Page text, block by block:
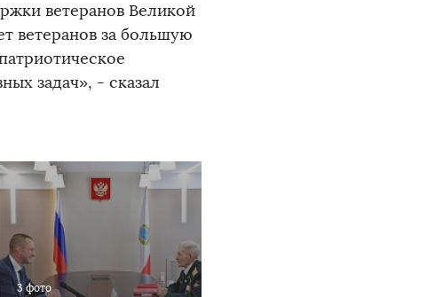
ветеранов Великой
ветеранов за большую
задач», - сказал
3 фото